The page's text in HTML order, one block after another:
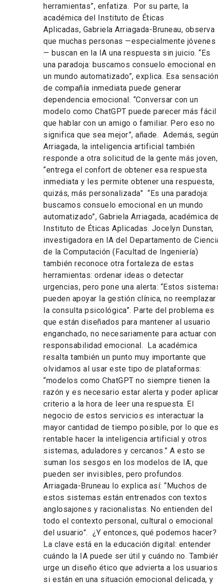
herramientas”, enfatiza. Por su parte, la
académica del Instituto de Éticas
Aplicadas, Gabriela Arriagada-Bruneau, observa
que muchas personas —especialmente jóvenes
— buscan en la IA una respuesta sin juicio. “Es
una paradoja: buscamos consuelo emocional en
un mundo automatizado”, explica. Esa sensación
de compañía inmediata puede generar
dependencia emocional. “Conversar con un
modelo como ChatGPT puede parecer más fácil
que hablar con un amigo o familiar. Pero eso no
significa que sea mejor”, añade. Además, según
Arriagada, la inteligencia artificial también
responde a otra solicitud de la gente más joven,
“entrega el confort de obtener esa respuesta
inmediata y les permite obtener una respuesta,
quizás, más personalizada” “Es una paradoja:
buscamos consuelo emocional en un mundo
automatizado”, Gabriela Arriagada, académica
Instituto de Éticas Aplicadas. Jocelyn Dunstan,
investigadora en IA del Departamento de
de la Computación (Facultad de Ingeniería)
también reconoce otra fortaleza de estas
herramientas: ordenar ideas o detectar
urgencias, pero pone una alerta: “Estos
pueden apoyar la gestión clínica, no reemplazar
la consulta psicológica”. Parte del problema es
que están diseñados para mantener al usuario
enganchado, no necesariamente para actuar con
responsabilidad emocional. La académica
resalta también un punto muy importante que
olvidamos al usar este tipo de plataformas:
“modelos como ChatGPT no siempre tienen la
razón y es necesario estar alerta y poder aplicar
criterio a la hora de leer una respuesta. El
negocio de estos servicios es interactuar la
mayor cantidad de tiempo posible, por lo que es
rentable hacer la inteligencia artificial y otros
sistemas, aduladores y cercanos.” A esto se
suman los sesgos en los modelos de IA, que
pueden ser invisibles, pero profundos.
Arriagada-Bruneau lo explica así: “Muchos de
estos sistemas están entrenados con textos
anglosajones y racionalistas. No entienden del
todo el contexto personal, cultural o emocional
del usuario”. ¿Y entonces, qué podemos hacer?
La clave está en la educación digital: entender
cuándo la IA puede ser útil y cuándo no.
urge un diseño ético que advierta a los usuarios
si están en una situación emocional delicada, y